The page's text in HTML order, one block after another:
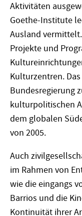
Aktivitäten
Goethe-Institute
Ausland
Projekte und
Kulturzentren.
Bundesregierung
kulturpolitischen
dem globalen
von 2005.
Auch
im Rahmen von
wie die eingangs
Barrios und die
Kontinuität ihrer